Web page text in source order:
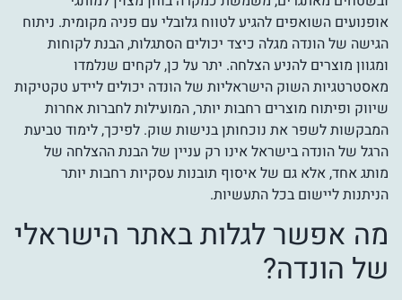
אופנועים השואפים להגיע לטווח גלובלי עם פניה מקומית. ניתוח
הגישה של הונדה מגלה כיצד יכולים הסתגלות, הבנת לקוחות
ומגוון מוצרים להניע הצלחה. יתר על כן, לקחים שנלמדו
מאסטרטגיות השוק הישראליות של הונדה יכולים ליידע טקטיקות
שיווק ופיתוח מוצרים רחבות יותר, המועילות לחברות אחרות
המבקשות לשפר את נוכחותן בנישות שוק. לפיכך, לימוד טביעת
הרגל של הונדה בישראל אינו רק עניין של הבנת ההצלחה של
מותג אחד, אלא גם של איסוף תובנות עסקיות רחבות יותר
הניתנות ליישום בכל התעשיות.
מה אפשר לגלות באתר הישראלי
של הונדה?